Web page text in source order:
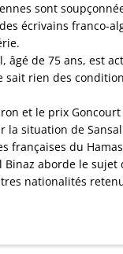
sont
écrivains franco-
âgé de 75 ans, est
sait rien des
et le prix
la situation de
françaises du
Binaz aborde le sujet
nationalités